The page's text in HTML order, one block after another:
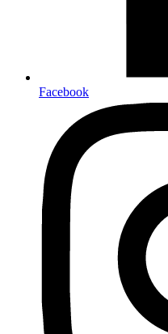
Facebook